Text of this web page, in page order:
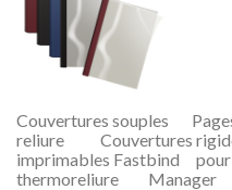
Couvertures souples
reliure Couvertures
imprimables Fastbind
thermoreliure